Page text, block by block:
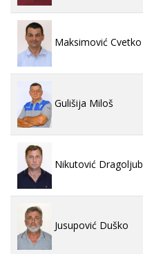
Maksimović Cvetko
Gulišija Miloš
Nikutović Dragoljub
Jusupović Duško